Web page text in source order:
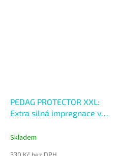
PEDAG PROTECTOR XXL:
Extra silná impregnace ve
Skladem